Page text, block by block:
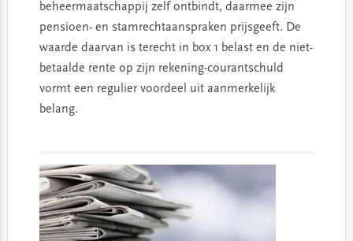
beheermaatschappij zelf ontbindt, daarmee zijn
pensioen- en stamrechtaanspraken prijsgeeft. De
waarde daarvan is terecht in box 1 belast en de niet-
betaalde rente op zijn rekening-courantschuld
vormt een regulier voordeel uit aanmerkelijk
belang.